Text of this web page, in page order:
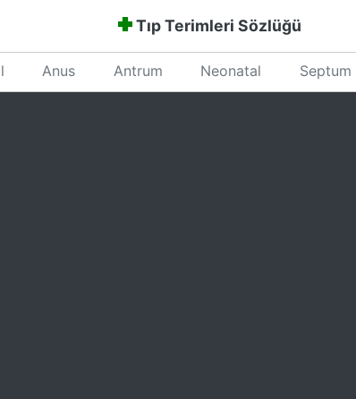
Tıp Terimleri Sözlüğü
Anus Antrum Neonatal Septum